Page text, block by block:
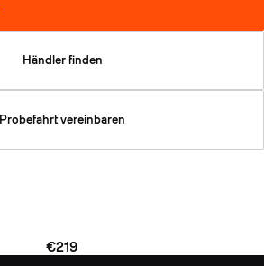
Händler finden
Probefahrt vereinbaren
€219